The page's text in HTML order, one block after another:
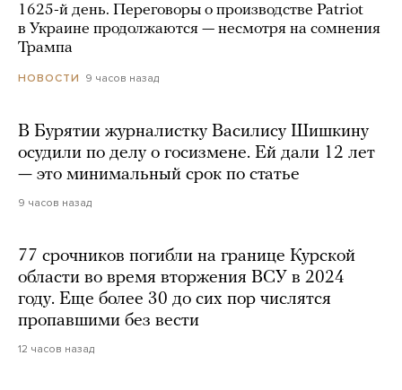
1625-й день. Переговоры о производстве Patriot
в Украине продолжаются — несмотря на сомнения
Трампа
НОВОСТИ 9 часов назад
В Бурятии журналистку Василису Шишкину
осудили по делу о госизмене. Ей дали 12 лет
— это минимальный срок по статье
9 часов назад
77 срочников погибли на границе Курской
области во время вторжения ВСУ в 2024
году. Еще более 30 до сих пор числятся
пропавшими без вести
12 часов назад